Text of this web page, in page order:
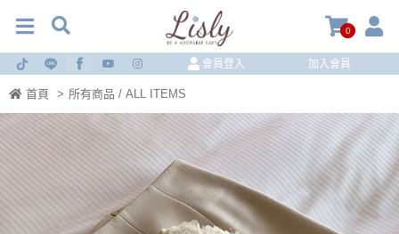
0
會員登入 加入會員
首頁 > 所有商品 / ALL ITEMS